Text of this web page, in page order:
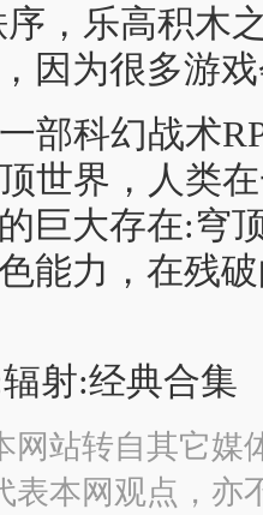
，乐高积木
因为很多游
部科幻战术
世界，人类
巨大存在:穹
能力，在残
射:经典合集
网站转自其它媒
表本网观点，亦